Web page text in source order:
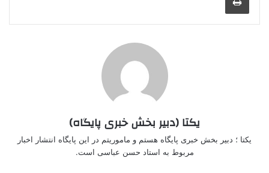
یکتا (دبیر بخش خبری پایگاه)
یکتا ؛ دبیر بخش خبری پایگاه هستم و ماموریتم در این پایگاه انتشار اخبار
مربوط به استاد حسن عباسی است.